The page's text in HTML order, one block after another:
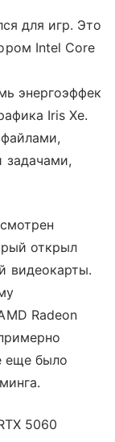
для игр. Это
Intel Core
энергоэффек
Iris Xe.
открыл
видеокарты.
Radeon
еще было
5060